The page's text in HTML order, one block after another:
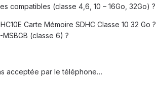
compatibles (classe 4,6, 10 – 16Go, 32Go) ?
Carte Mémoire SDHC Classe 10 32 Go ?
(classe 6) ?
acceptée par le téléphone…